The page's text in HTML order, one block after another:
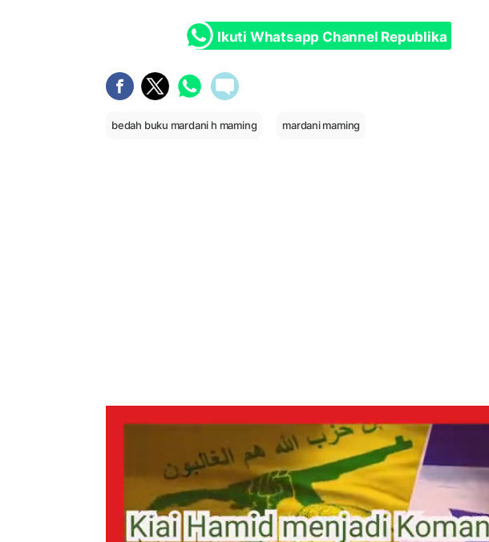
Ikuti Whatsapp Channel Republika
bedah buku mardani h maming mardani maming